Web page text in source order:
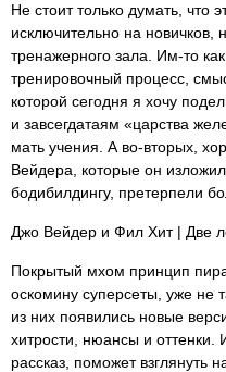
Не стоит только думать, что
исключительно на новичков,
тренажерного зала. Им-то
тренировочный процесс,
которой сегодня я хочу
и завсегдатаям «царства
мать учения. А во-вторых,
Вейдера, которые он
бодибилдингу, претерпели
Джо Вейдер и Фил Хит | Две
Покрытый мхом принцип
оскомину суперсеты, уже не
из них появились новые
хитрости, нюансы и
рассказ, поможет взглянуть